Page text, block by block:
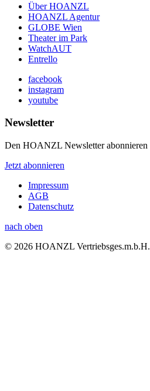
Über HOANZL
HOANZL Agentur
GLOBE Wien
Theater im Park
WatchAUT
Entrello
facebook
instagram
youtube
Newsletter
Den HOANZL Newsletter abonnieren
Jetzt abonnieren
Impressum
AGB
Datenschutz
nach oben
© 2026 HOANZL Vertriebsges.m.b.H.